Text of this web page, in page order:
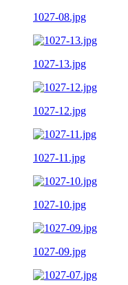
1027-08.jpg
1027-13.jpg
1027-12.jpg
1027-11.jpg
1027-10.jpg
1027-09.jpg